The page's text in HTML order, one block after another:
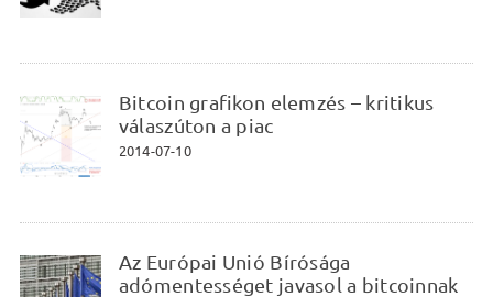
Bitcoin grafikon elemzés – kritikus
válaszúton a piac
2014-07-10
Az Európai Unió Bírósága
adómentességet javasol a bitcoinnak